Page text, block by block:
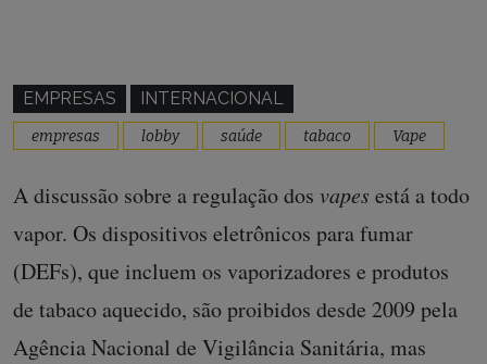
EMPRESAS INTERNACIONAL
empresas lobby saúde tabaco Vape
A discussão sobre a regulação dos vapesestá a todo
vapor. Os dispositivos eletrônicos para fumar
(DEFs), que incluem os vaporizadores e produtos
de tabaco aquecido, são proibidos desde 2009 pela
Agência Nacional de Vigilância Sanitária, mas